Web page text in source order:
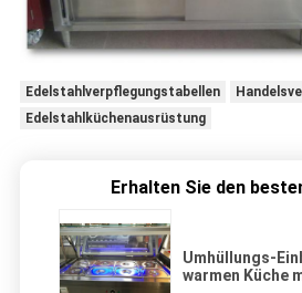
Edelstahlverpflegungstabellen
Edelstahlküchenausrüstung
Erhalten Sie den
Umhüllungs-
warmen Küche